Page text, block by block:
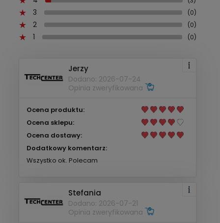
3 (0)
2 (0)
1 (0)
Jerzy
Dodano: 2026-07-24
Opinia zweryfikowana
Ocena produktu:
Ocena sklepu:
Ocena dostawy:
Dodatkowy komentarz:
Wszystko ok. Polecam
Stefania
Dodano: 2026-07-21
Opinia zweryfikowana